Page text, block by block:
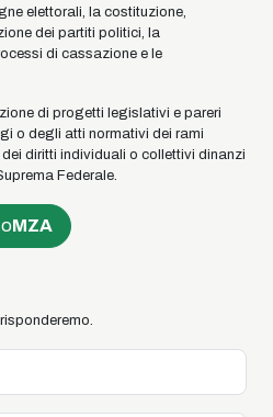
elettorali, la costituzione,
dei partiti politici, la
di cassazione e le
di progetti legislativi e pareri
o degli atti normativi dei rami
diritti individuali o collettivi dinanzi
Federale.
MZA